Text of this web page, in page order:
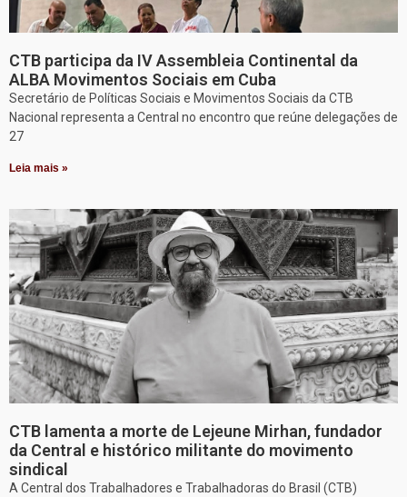
CTB participa da IV Assembleia Continental da
ALBA Movimentos Sociais em Cuba
Secretário de Políticas Sociais e Movimentos Sociais da CTB
Nacional representa a Central no encontro que reúne delegações de
27
Leia mais »
CTB lamenta a morte de Lejeune Mirhan, fundador
da Central e histórico militante do movimento
sindical
A Central dos Trabalhadores e Trabalhadoras do Brasil (CTB)